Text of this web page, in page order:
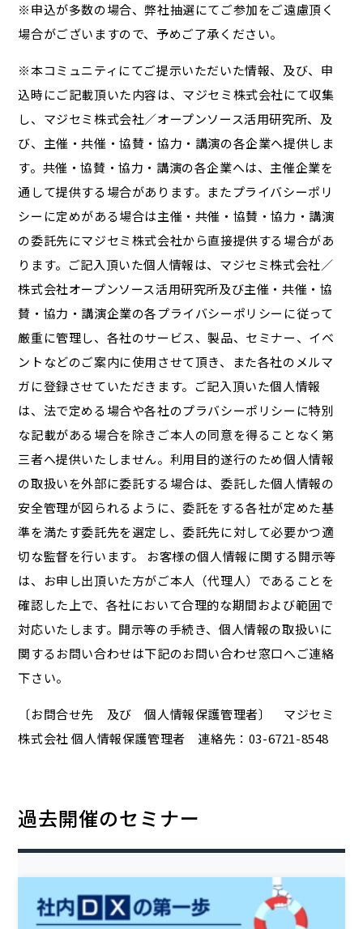
※申込が多数の場合、弊社抽選にてご参加をご遠慮頂く
場合がございますので、予めご了承ください。
※本コミュニティにてご提示いただいた情報、及び、申
込時にご記載頂いた内容は、マジセミ株式会社にて収集
し、マジセミ株式会社／オープンソース活用研究所、及
び、主催・共催・協賛・協力・講演の各企業へ提供しま
す。共催・協賛・協力・講演の各企業へは、主催企業を
通して提供する場合があります。またプライバシーポリ
シーに定めがある場合は主催・共催・協賛・協力・講演
の委託先にマジセミ株式会社から直接提供する場合があ
ります。ご記入頂いた個人情報は、マジセミ株式会社／
株式会社オープンソース活用研究所及び主催・共催・協
賛・協力・講演企業の各プライバシーポリシーに従って
厳重に管理し、各社のサービス、製品、セミナー、イベ
ントなどのご案内に使用させて頂き、また各社のメルマ
ガに登録させていただきます。ご記入頂いた個人情報
は、法で定める場合や各社のプラバシーポリシーに特別
な記載がある場合を除きご本人の同意を得ることなく第
三者へ提供いたしません。利用目的遂行のため個人情報
の取扱いを外部に委託する場合は、委託した個人情報の
安全管理が図られるように、委託をする各社が定めた基
準を満たす委託先を選定し、委託先に対して必要かつ適
切な監督を行います。 お客様の個人情報に関する開示等
は、お申し出頂いた方がご本人（代理人）であることを
確認した上で、各社において合理的な期間および範囲で
対応いたします。開示等の手続き、個人情報の取扱いに
関するお問い合わせは下記のお問い合わせ窓口へご連絡
下さい。
〔お問合せ先 及び 個人情報保護管理者〕 マジセミ
株式会社 個人情報保護管理者 連絡先：03-6721-8548
過去開催のセミナー